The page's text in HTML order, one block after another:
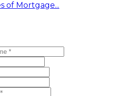
of Mortgage...